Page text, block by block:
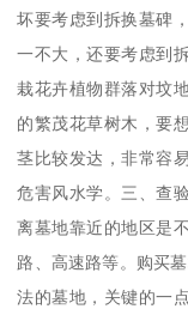
坏要考虑到拆换墓碑
一不大，还要考虑到
栽花卉植物群落对坟
的繁茂花草树木，要
茎比较发达，非常容
危害风水学。三、查
离墓地靠近的地区是
路、高速路等。购买
法的墓地，关键的一